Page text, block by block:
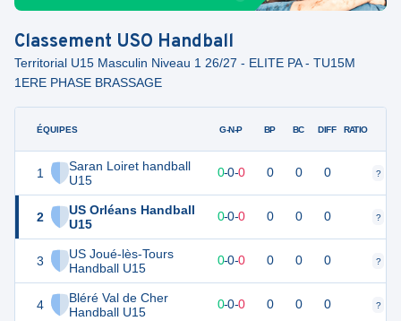
Classement USO Handball
Territorial U15 Masculin Niveau 1 26/27 - ELITE PA - TU15M
1ERE PHASE BRASSAGE
ÉQUIPES
1
Saran Loiret handball
U15
2
US Orléans Handball
U15
3
US Joué-lès-Tours
Handball U15
4
Bléré Val de Cher
Handball U15
G-N-P BP BC DIFF RATIO
0 0 0-0-0 0 0 0 ?
0 0 0-0-0 0 0 0 ?
0 0-0-0 0 0 0 ?
0 0-0-0 0 0 0 ?